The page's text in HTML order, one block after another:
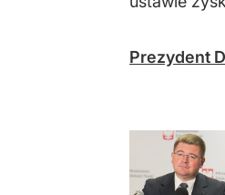
Prezydent